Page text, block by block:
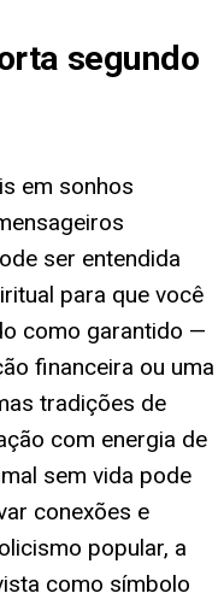
segundo
em sonhos
ser entendida
para que você
como garantido —
financeira ou uma
tradições de
com energia de
sem vida pode
conexões e
popular, a
como símbolo